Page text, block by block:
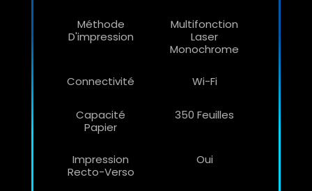
Méthode
D'impression
Multifonction
Laser
Monochrome
Connectivité Wi-Fi
Capacité
Papier
350 Feuilles
Impression
Recto-Verso
Oui